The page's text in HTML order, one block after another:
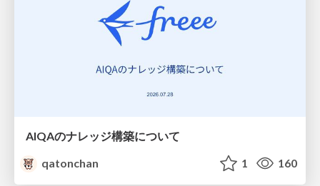
AIQAのナレッジ構築について
qatonchan
1 160